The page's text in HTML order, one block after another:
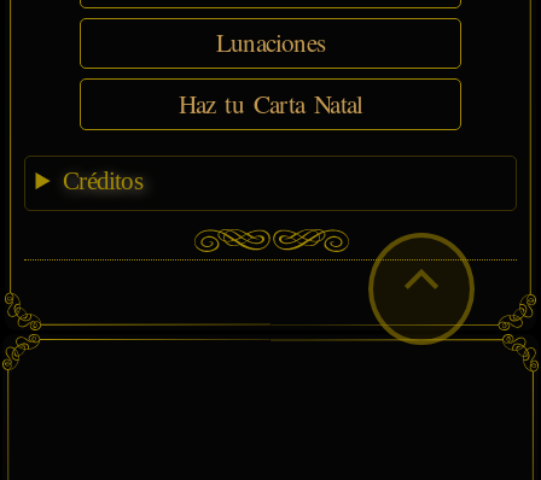
Lunaciones
Haz tu Carta Natal
Créditos